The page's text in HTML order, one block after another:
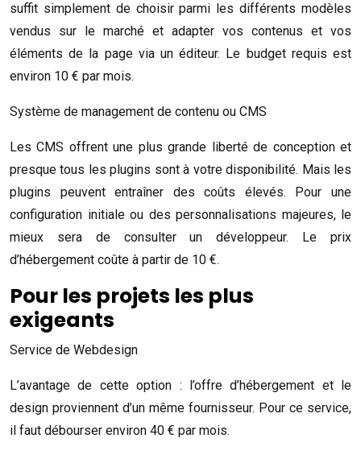
suffit simplement de choisir parmi les différents modèles
vendus sur le marché et adapter vos contenus et vos
éléments de la page via un éditeur. Le budget requis est
environ 10 € par mois.
Système de management de contenu ou CMS
Les CMS offrent une plus grande liberté de conception et
presque tous les plugins sont à votre disponibilité. Mais les
plugins peuvent entraîner des coûts élevés. Pour une
configuration initiale ou des personnalisations majeures, le
mieux sera de consulter un développeur. Le prix
d’hébergement coûte à partir de 10 €.
Pour les projets les plus
exigeants
Service de Webdesign
L’avantage de cette option : l’offre d’hébergement et le
design proviennent d’un même fournisseur. Pour ce service,
il faut débourser environ 40 € par mois.